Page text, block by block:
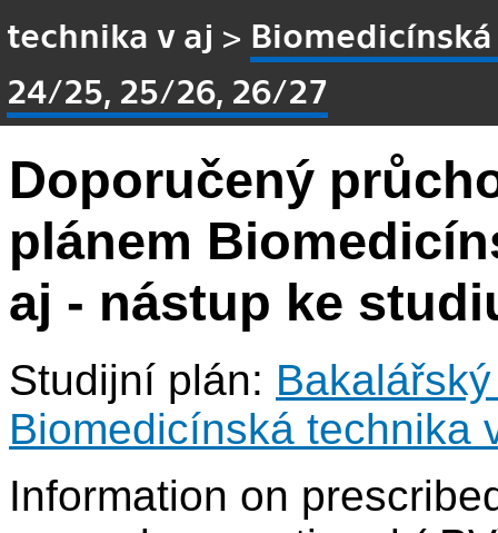
technika v aj >
24/25, 25/26, 26/27
Doporučený
plánem
aj - nástup ke
Studijní plán:
Biomedicínská technika
Information on